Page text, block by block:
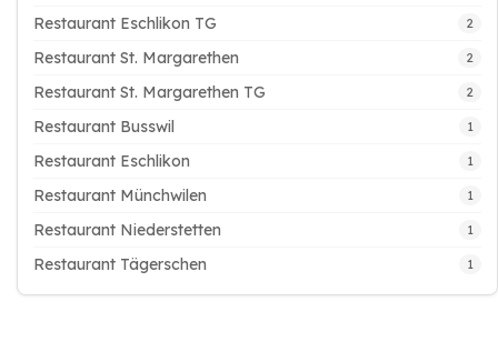
Restaurant Eschlikon TG 2
Restaurant St. Margarethen 2
Restaurant St. Margarethen TG 2
Restaurant Busswil 1
Restaurant Eschlikon 1
Restaurant Münchwilen 1
Restaurant Niederstetten 1
Restaurant Tägerschen 1